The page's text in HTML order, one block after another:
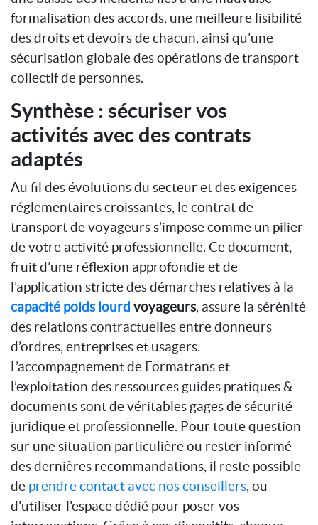
formalisation des accords, une meilleure lisibilité
des droits et devoirs de chacun, ainsi qu’une
sécurisation globale des opérations de transport
collectif de personnes.
Synthèse : sécuriser vos
activités avec des contrats
adaptés
Au fil des évolutions du secteur et des exigences
réglementaires croissantes, le contrat de
transport de voyageurs s’impose comme un pilier
de votre activité professionnelle. Ce document,
fruit d’une réflexion approfondie et de
l’application stricte des démarches relatives à la
capacité poids lourd voyageurs, assure la sérénité
des relations contractuelles entre donneurs
d’ordres, entreprises et usagers.
L’accompagnement de Formatrans et
l’exploitation des ressources guides pratiques &
documents sont de véritables gages de sécurité
juridique et professionnelle. Pour toute question
sur une situation particulière ou rester informé
des dernières recommandations, il reste possible
de prendre contact avec nos conseillers, ou
d'utiliser l'espace dédié pour poser vos